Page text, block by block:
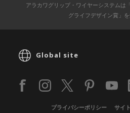
アラカワグリップ・ワイヤーシステムは
グライフデザイン賞」を
Global site
プライバシーポリシー サイ